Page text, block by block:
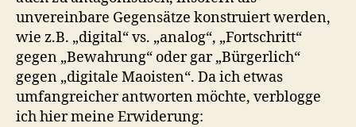
unvereinbare Gegensätze konstruiert werden,
wie z.B. „digital“ vs. „analog“, „Fortschritt“
gegen „Bewahrung“ oder gar „Bürgerlich“
gegen „digitale Maoisten“. Da ich etwas
umfangreicher antworten möchte, verblogge
ich hier meine Erwiderung: